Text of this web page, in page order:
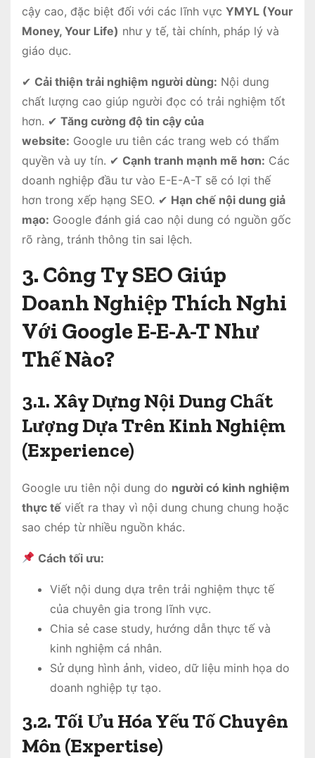
cậy cao, đặc biệt đối với các lĩnh vực YMYL (Your
Money, Your Life) như y tế, tài chính, pháp lý và
giáo dục.
✔ Cải thiện trải nghiệm người dùng: Nội dung
chất lượng cao giúp người đọc có trải nghiệm tốt
hơn. ✔ Tăng cường độ tin cậy của
website: Google ưu tiên các trang web có thẩm
quyền và uy tín. ✔ Cạnh tranh mạnh mẽ hơn: Các
doanh nghiệp đầu tư vào E-E-A-T sẽ có lợi thế
hơn trong xếp hạng SEO. ✔ Hạn chế nội dung giả
mạo: Google đánh giá cao nội dung có nguồn gốc
rõ ràng, tránh thông tin sai lệch.
3. Công Ty SEO Giúp
Doanh Nghiệp Thích Nghi
Với Google E-E-A-T Như
Thế Nào?
3.1. Xây Dựng Nội Dung Chất
Lượng Dựa Trên Kinh Nghiệm
(Experience)
Google ưu tiên nội dung do người có kinh nghiệm
thực tế viết ra thay vì nội dung chung chung hoặc
sao chép từ nhiều nguồn khác.
Cách tối ưu:
Viết nội dung dựa trên trải nghiệm thực tế
của chuyên gia trong lĩnh vực.
Chia sẻ case study, hướng dẫn thực tế và
kinh nghiệm cá nhân.
Sử dụng hình ảnh, video, dữ liệu minh họa do
doanh nghiệp tự tạo.
3.2. Tối Ưu Hóa Yếu Tố Chuyên
Môn (Expertise)